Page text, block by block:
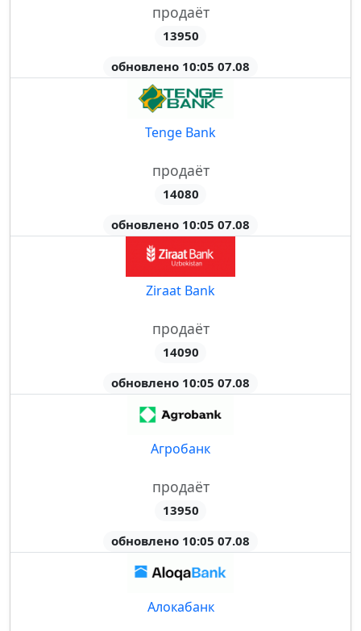
продаёт
13950
обновлено 10:05 07.08
Tenge Bank
продаёт
14080
обновлено 10:05 07.08
Ziraat Bank
продаёт
14090
обновлено 10:05 07.08
Агробанк
продаёт
13950
обновлено 10:05 07.08
Алокабанк